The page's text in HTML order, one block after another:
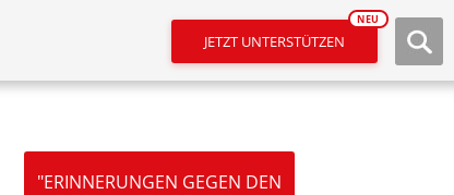
JETZT UNTERSTÜTZEN
NEU
"ERINNERUNGEN GEGEN DEN